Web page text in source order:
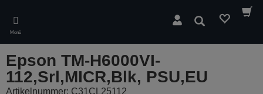
main
content
Menü
Suchen
Epson TM-H6000VI-
112,Srl,MICR,Blk, PSU,EU
Artikelnummer: C31CL25112